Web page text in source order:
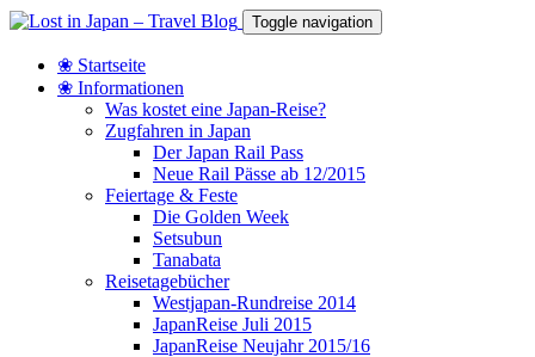
Toggle navigation
❀ Startseite
❀ Informationen
Was kostet eine Japan-Reise?
Zugfahren in Japan
Der Japan Rail Pass
Neue Rail Pässe ab 12/2015
Feiertage & Feste
Die Golden Week
Setsubun
Tanabata
Reisetagebücher
Westjapan-Rundreise 2014
JapanReise Juli 2015
JapanReise Neujahr 2015/16